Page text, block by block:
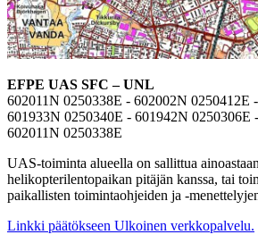
EFPE UAS SFC – UNL
602011N 0250338E - 602002N 0250412E
601933N 0250340E - 601942N 0250306E
602011N 0250338E
UAS-toiminta alueella on sallittua
helikopterilentopaikan pitäjän kanssa, tai
paikallisten toimintaohjeiden ja -
Linkki päätökseen Ulkoinen verkkopalvelu.